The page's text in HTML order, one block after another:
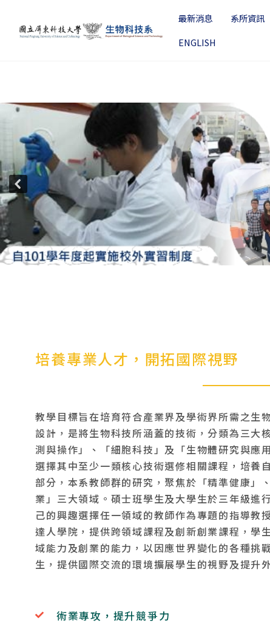
最新消息 系所資訊
ENGLISH
培養專業人才，開拓國際視野
教學目標旨在培育符合產業界及學術界所需之生
設計，是將生物科技所涵蓋的技術，分類為三大
測與操作」、「細胞科技」及「生物體研究與應
選擇其中至少一類核心技術選修相關課程，培養
部分，本系教師群的研究，聚焦於「精準健康」
業」三大領域。碩士班學生及大學生於三年級進
己的興趣選擇任一領域的教師作為專題的指導教
達人學院，提供跨領域課程及創新創業課程，學
域能力及創業的能力，以因應世界變化的各種挑
生，提供國際交流的環境擴展學生的視野及提升
術業專攻，提升競爭力